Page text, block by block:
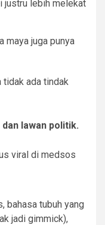
justru lebih melekat
maya juga punya
tidak ada tindak
lawan politik.
viral di medsos
bahasa tubuh yang
jadi gimmick),